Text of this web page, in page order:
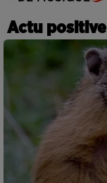
Actu positive